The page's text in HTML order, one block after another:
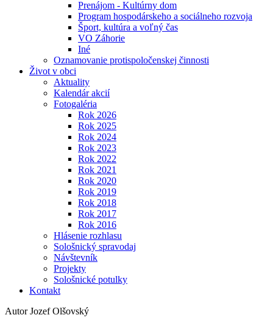
Prenájom - Kultúrny dom
Program hospodárskeho a sociálneho rozvoja
Šport, kultúra a voľný čas
VO Záhorie
Iné
Oznamovanie protispoločenskej činnosti
Život v obci
Aktuality
Kalendár akcií
Fotogaléria
Rok 2026
Rok 2025
Rok 2024
Rok 2023
Rok 2022
Rok 2021
Rok 2020
Rok 2019
Rok 2018
Rok 2017
Rok 2016
Hlásenie rozhlasu
Sološnický spravodaj
Návštevník
Projekty
Sološnické potulky
Kontakt
Autor Jozef Olšovský